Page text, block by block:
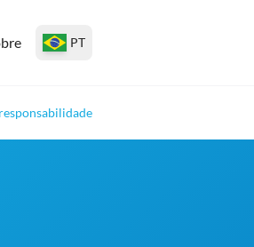
PT